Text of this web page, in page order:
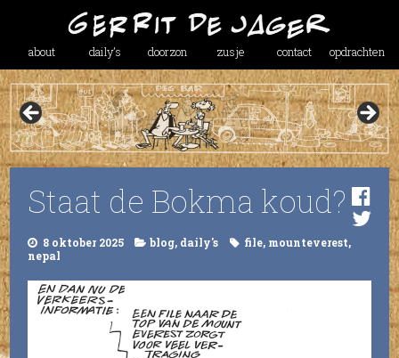
about daily’s doorzon zusje contact opdrachten
Staat de Bokma koud?
8 oktober 2025 blog, daily's file, mounteverest,
nepal